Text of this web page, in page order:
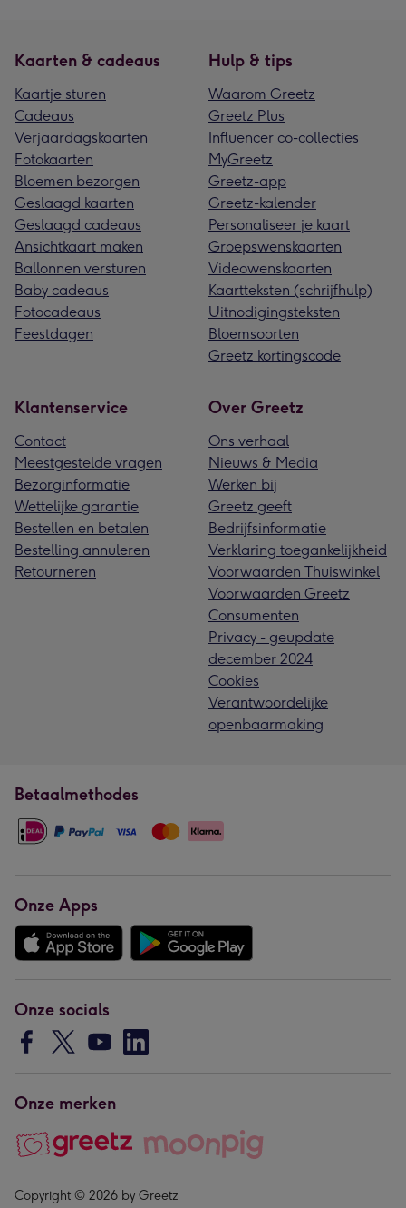
Kaarten & cadeaus
Kaartje sturen
Cadeaus
Verjaardagskaarten
Fotokaarten
Bloemen bezorgen
Geslaagd kaarten
Geslaagd cadeaus
Ansichtkaart maken
Ballonnen versturen
Baby cadeaus
Fotocadeaus
Feestdagen
Hulp & tips
Waarom Greetz
Greetz Plus
Influencer co-collecties
MyGreetz
Greetz-app
Greetz-kalender
Personaliseer je kaart
Groepswenskaarten
Videowenskaarten
Kaartteksten (schrijfhulp)
Uitnodigingsteksten
Bloemsoorten
Greetz kortingscode
Klantenservice
Contact
Meestgestelde vragen
Bezorginformatie
Wettelijke garantie
Bestellen en betalen
Bestelling annuleren
Retourneren
Over Greetz
Ons verhaal
Nieuws & Media
Werken bij
Greetz geeft
Bedrijfsinformatie
Verklaring toegankelijkheid
Voorwaarden Thuiswinkel
Voorwaarden Greetz
Consumenten
Privacy - geupdate
december 2024
Cookies
Verantwoordelijke
openbaarmaking
Betaalmethodes
Onze Apps
Onze socials
Onze merken
Copyright © 2026 by Greetz